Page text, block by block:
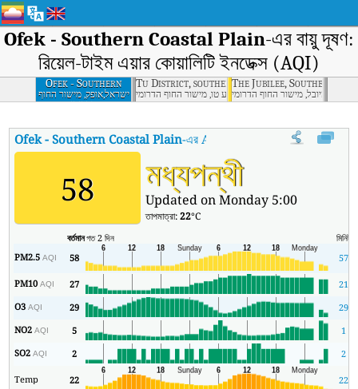
Ofek - Southern Coastal Plain-এর বায়ু দূষণ:
রিয়েল-টাইম এয়ার কোয়ালিটি ইনডেক্স (AQI)
Ofek - Southern
Coastal Plain
ישראל,אופק, מישור החוף
הדרומי
Tu District, southern coastal plain
ישראל,רובע טו, מישור החוף הדרומי
The Jubilee, Southern
ישראל,היובל, מישור החוף הדרומי
Ofek - Southern Coastal Plain-এর AQI Ofek - Southern Coastal Plain-
58 মধ্যপন্থী
Updated on Monday 5:00
তাপমাত্রা:22°C
বর্তমানগত 2 দিন মিনিট
PM2.5AQI 58 57
PM10AQI 27
21
O3AQI 29
29
NO2AQI 5
1
SO2AQI 2 2
Temp 22 22